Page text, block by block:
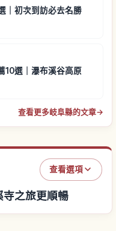
｜初次到訪必去名勝
10選｜瀑布溪谷高原
查看更多岐阜縣的文章→
查看選項
寺之旅更順暢